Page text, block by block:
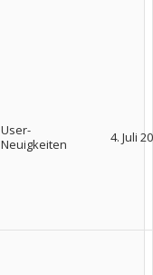
User-
Neuigkeiten
4. Juli